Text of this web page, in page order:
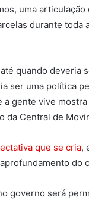
uma
durante toda
quando deveria
ser uma política
gente vive
da Central de
que se cria,
do
governo será